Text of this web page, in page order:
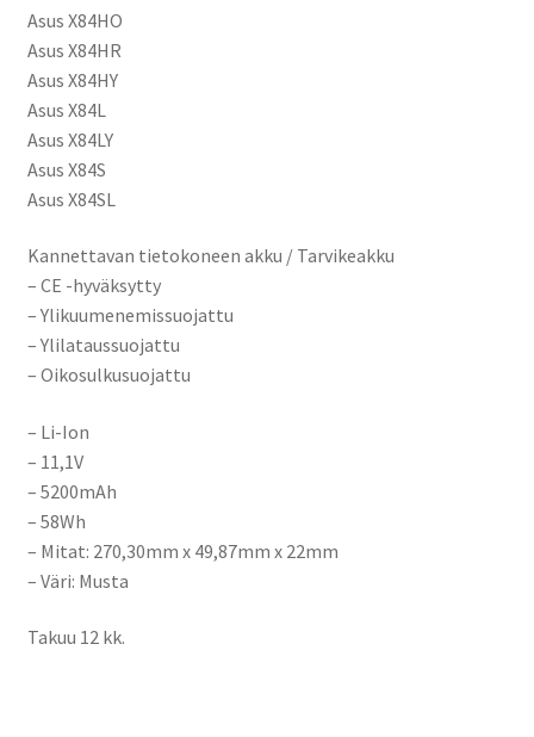
Asus X84HO
Asus X84HR
Asus X84HY
Asus X84L
Asus X84LY
Asus X84S
Asus X84SL
Kannettavan tietokoneen akku / Tarvikeakku
– CE -hyväksytty
– Ylikuumenemissuojattu
– Ylilataussuojattu
– Oikosulkusuojattu
– Li-Ion
– 11,1V
– 5200mAh
– 58Wh
– Mitat: 270,30mm x 49,87mm x 22mm
– Väri: Musta
Takuu 12 kk.